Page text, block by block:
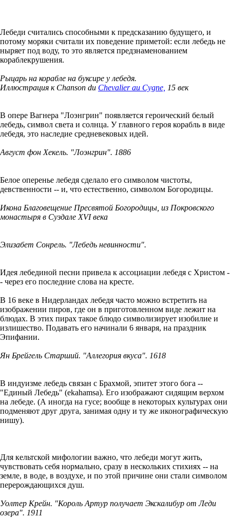
Лебеди считались способными к предсказанию будущего, и
потому моряки считали их поведение приметой: если лебедь не
ныряет под воду, то это является предзнаменованием
кораблекрушения.
Рыцарь на корабле на буксире у лебедя.
Иллюстрация к Chanson du Chevalier au Cygne, 15 век
В опере Вагнера "Лоэнгрин" появляется героический белый
лебедь, символ света и солнца. У главного героя корабль в виде
лебедя, это наследие средневековых идей.
Август фон Хекель. "Лоэнгрин". 1886
Белое оперенье лебедя сделало его символом чистоты,
девственности -- и, что естественно, символом Богородицы.
Икона Благовещение Пресвятой Богородицы, из Покровского
монастыря в Суздале XVI века
Элизабет Сонрель. "Лебедь невинности".
Идея лебединой песни привела к ассоциации лебедя с Христом -
- через его последние слова на кресте.
В 16 веке в Нидерландах лебедя часто можно встретить на
изображении пиров, где он в приготовленном виде лежит на
блюдах. В этих пирах такое блюдо символизирует изобилие и
излишество. Подавать его начинали 6 января, на праздник
Эпифании.
Ян Брейгель Старший. "Аллегория вкуса". 1618
В индуизме лебедь связан с Брахмой, эпитет этого бога --
"Единый Лебедь" (ekahamsa). Его изображают сидящим верхом
на лебеде. (А иногда на гусе; вообще в некоторых культурах они
подменяют друг друга, занимая одну и ту же иконографическую
нишу).
Для кельтской мифологии важно, что лебеди могут жить,
чувствовать себя нормально, сразу в нескольких стихиях -- на
земле, в воде, в воздухе, и по этой причине они стали символом
перерождающихся душ.
Уолтер Крейн. "Король Артур получает Экскалибур от Леди
озера". 1911